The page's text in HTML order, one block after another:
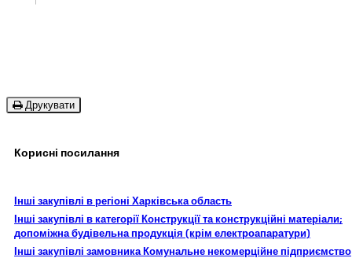
Друкувати
Корисні посилання
Інші закупівлі в регіоні Харківська область
Інші закупівлі в категорії Конструкції та конструкційні матеріали;
допоміжна будівельна продукція (крім електроапаратури)
Інші закупівлі замовника Комунальне некомерційне підприємство